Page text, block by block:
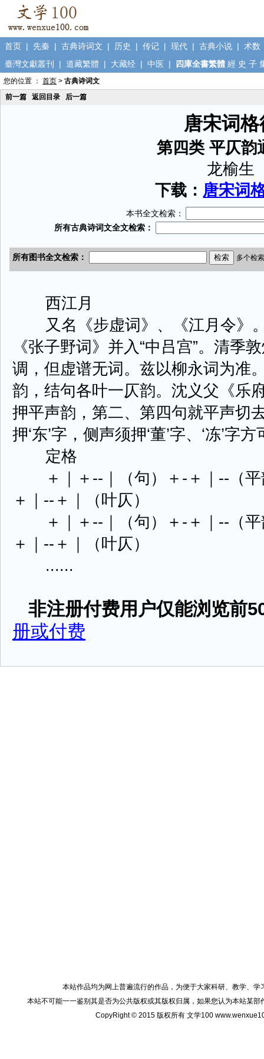
首页 | 先秦 | 古典诗词文 | 历史 | 传记 | 现代 | 古典小说 | 术数
臺灣文獻叢刊
| 道藏繁體 | 大藏经 | 中医 | 四庫全書繁體 經 史 子
您的位置 ： 首页 > 古典诗词文
前一篇
返回目录 后一篇
唐宋词格
第四类 平仄韵
龙榆生
下载： 唐宋词
本书全文检索：
西江月
又名《步虚词》、《江月令》
《张子野词》并入“中吕宫”。清季
调，但虚谱无词。兹以柳永词为准
韵，结句各叶一仄韵。沈义父《乐
押平声韵，第二、第四句就平声切
押‘东’字，侧声须押‘董’字、‘冻’字方
定格
＋｜＋--｜（句）＋-＋｜--（平
＋｜--＋｜（叶仄）
＋｜＋--｜（句）＋-＋｜--（平
＋｜--＋｜（叶仄）
......
非注册付费用户仅能浏览前
册或付费
本站作品均为网上普遍流行的作品，为便于大家科研、教学、
本站不可能一一鉴别其是否为公共版权或其版权归属，如果您认为本站某
CopyRight © 2015 版权所有 文学100